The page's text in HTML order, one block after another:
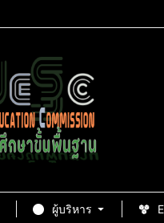
ผู้บริหาร